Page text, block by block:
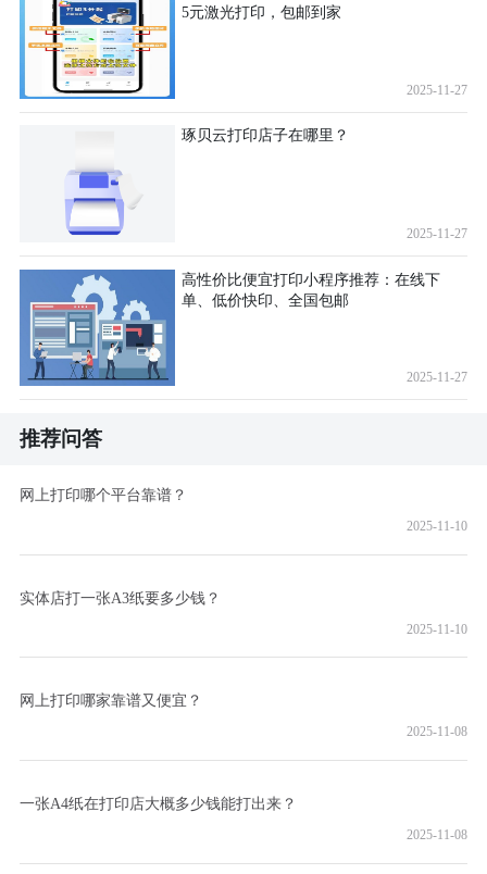
5元激光打印，包邮到家
2025-11-27
琢贝云打印店子在哪里？
2025-11-27
高性价比便宜打印小程序推荐：在线下
单、低价快印、全国包邮
2025-11-27
推荐问答
网上打印哪个平台靠谱？
2025-11-10
实体店打一张A3纸要多少钱？
2025-11-10
网上打印哪家靠谱又便宜？
2025-11-08
一张A4纸在打印店大概多少钱能打出来？
2025-11-08